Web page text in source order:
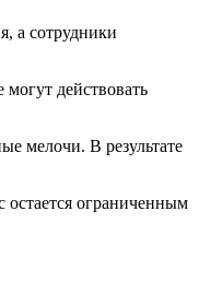
а сотрудники
действовать
мелочи. В результате
остается ограниченным